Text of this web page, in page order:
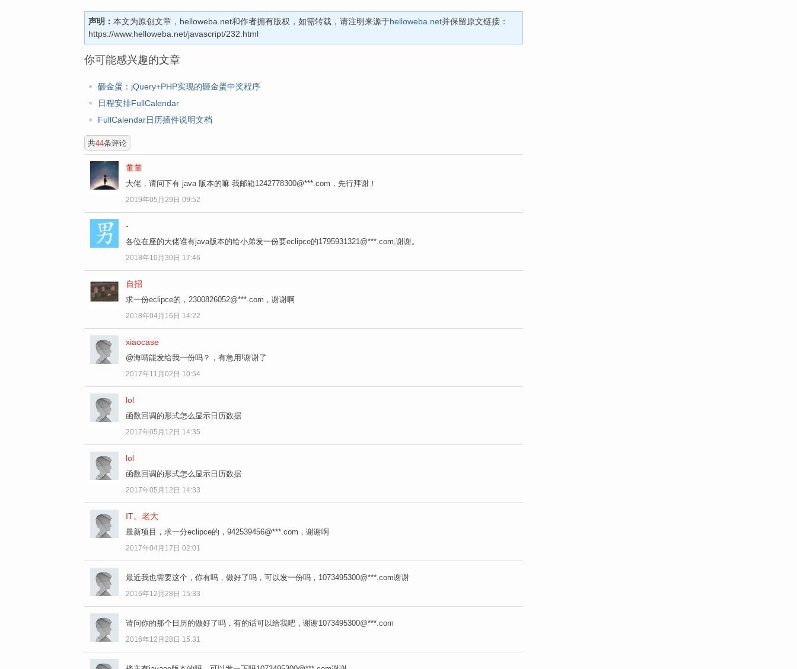
声明： 本文为原创文章，helloweba.net和作者拥有版权，如需转载，请注明来源于helloweba.net并保留原文链接：
https://www.helloweba.net/javascript/232.html
你可能感兴趣的文章
砸金蛋：jQuery+PHP实现的砸金蛋中奖程序
日程安排FullCalendar
FullCalendar日历插件说明文档
共44条评论
董董
大佬，请问下有 java 版本的嘛 我邮箱1242778300@***.com，先行拜谢！
2019年05月29日 09:52
-
各位在座的大佬谁有java版本的给小弟发一份要eclipce的1795931321@***.com,谢谢。
2018年10月30日 17:46
自招
求一份eclipce的，2300826052@***.com，谢谢啊
2018年04月16日 14:22
xiaocase
@海晴能发给我一份吗？，有急用!谢谢了
2017年11月02日 10:54
lol
函数回调的形式怎么显示日历数据
2017年05月12日 14:35
lol
函数回调的形式怎么显示日历数据
2017年05月12日 14:33
IT。老大
最新项目，求一分eclipce的，942539456@***.com，谢谢啊
2017年04月17日 02:01
最近我也需要这个，你有吗，做好了吗，可以发一份吗，1073495300@***.com谢谢
2016年12月28日 15:33
请问你的那个日历的做好了吗，有的话可以给我吧，谢谢1073495300@***.com
2016年12月28日 15:31